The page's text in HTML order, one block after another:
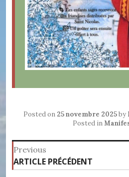
Posted on 25 novembre 2025by
Posted in
Navigation
de
Previous
Previous
post:
ARTICLE PRÉCÉDENT